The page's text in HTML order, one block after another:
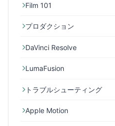
Film 101
プロダクション
DaVinci Resolve
LumaFusion
トラブルシューティング
Apple Motion